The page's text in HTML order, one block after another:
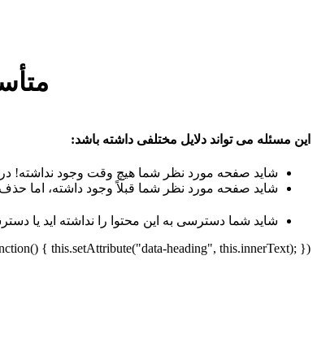
این مسئله می تواند دلایل مختلفی داشته باشد:
شاید صفحه مورد نظر شما هیچ وقت وجود نداشته!
شاید صفحه مورد نظر شما قبلاً وجود داشته، اما
شاید شما دسترسی به این محتوا را نداشته اید یا
{ this.setAttribute("data-heading", this.innerText); });